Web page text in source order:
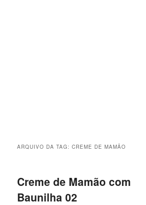
ARQUIVO DA TAG:CREME DE MAMÃO
Creme de Mamão com
Baunilha 02